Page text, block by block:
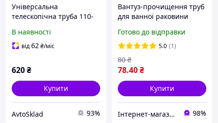
Універсальна
телескопічна труба 110-
телескопічна для ванної
та гардеробу
В наявності
від62₴/міс
620₴
Купити
AvtoSklad 93%
Вантуз-прочищення труб
для ванної раковини
пластиковою ручкою
Готово до відправки
5.0 (1)
78.40₴
80 ₴
Купити
Інтернет-магазин «AquaComfort» ФОП Муха Є. Л. 98%